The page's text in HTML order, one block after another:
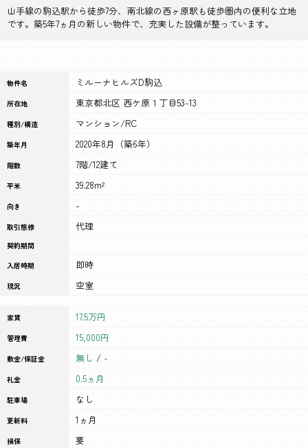
山手線の駒込駅から徒歩7分、南北線の西ヶ原駅も徒歩圏内の便利な立地
です。築5年7ヵ月の新しい物件で、充実した設備が整っています。
物件名 ミルーナヒルズD駒込
所在地 東京都北区 西ケ原１丁目53-13
種別/構造 マンション/RC
築年月 2020年8月（築6年）
階数 7階/12建て
平米 39.28m²
向き -
取引態様 代理
契約期間
入居時期
即時
現況 空室
家賃 17.5万円
管理費 15,000円
敷金/保証金 無し / -
礼金 0.5ヵ月
駐車場 なし
更新料 1ヵ月
損保 要